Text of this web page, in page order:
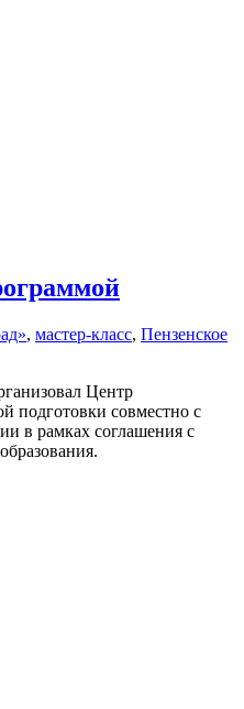
, мастер-класс, Пензенское
Центр
подготовки совместно с
в рамках соглашения с